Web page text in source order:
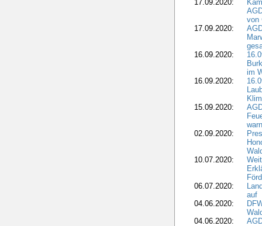
17.09.2020:
von
17.09.2020:
16.09.2020:
im
16.09.2020:
15.09.2020:
02.09.2020:
10.07.2020:
06.07.2020:
auf
04.06.2020:
04.06.2020: